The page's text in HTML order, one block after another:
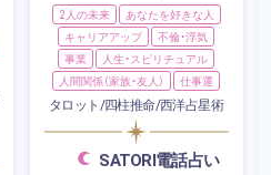
2人の未来
あなたを好きな人
キャリアアップ
不倫・浮気
事業
人生・スピリチュアル
人間関係（家族・友人）
仕事運
タロット/四柱推命/西洋占星術
SATORI電話占い